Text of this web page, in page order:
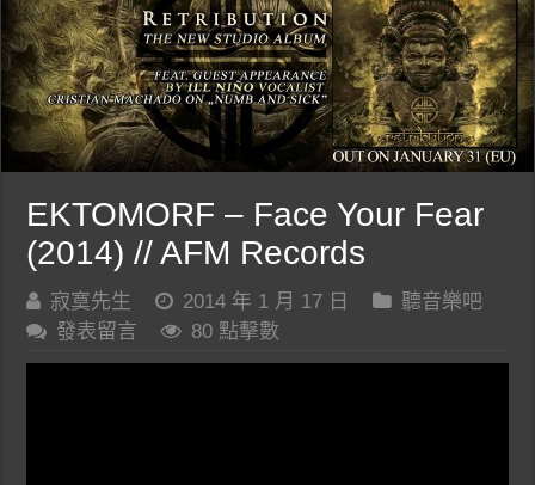
EKTOMORF – Face Your Fear
(2014) // AFM Records
寂寞先生 2014 年 1 月 17 日
聽音樂吧
發表留言
80 點擊數